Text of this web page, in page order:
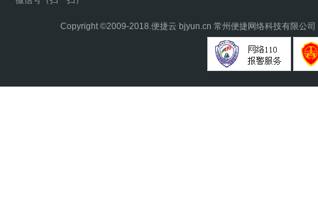
Copyright ©2009-2018.便捷云 bjyun.cn 常州便捷网络科技有限公